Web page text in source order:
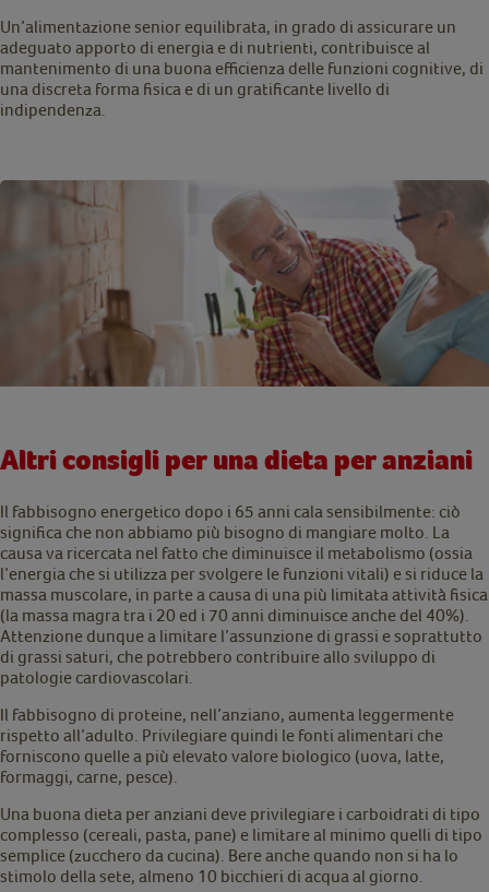
Un’alimentazione senior equilibrata, in grado di assicurare un
adeguato apporto di energia e di nutrienti, contribuisce al
mantenimento di una buona efficienza delle funzioni cognitive, di
una discreta forma fisica e di un gratificante livello di
indipendenza.
Altri consigli per una dieta per anziani
Il fabbisogno energetico dopo i 65 anni cala sensibilmente: ciò
significa che non abbiamo più bisogno di mangiare molto. La
causa va ricercata nel fatto che diminuisce il metabolismo (ossia
l’energia che si utilizza per svolgere le funzioni vitali) e si riduce la
massa muscolare, in parte a causa di una più limitata attività fisica
(la massa magra tra i 20 ed i 70 anni diminuisce anche del 40%).
Attenzione dunque a limitare l’assunzione di grassi e soprattutto
di grassi saturi, che potrebbero contribuire allo sviluppo di
patologie cardiovascolari.
Il fabbisogno di proteine, nell’anziano, aumenta leggermente
rispetto all’adulto. Privilegiare quindi le fonti alimentari che
forniscono quelle a più elevato valore biologico (uova, latte,
formaggi, carne, pesce).
Una buona dieta per anziani deve privilegiare i carboidrati di tipo
complesso (cereali, pasta, pane) e limitare al minimo quelli di tipo
semplice (zucchero da cucina). Bere anche quando non si ha lo
stimolo della sete, almeno 10 bicchieri di acqua al giorno.